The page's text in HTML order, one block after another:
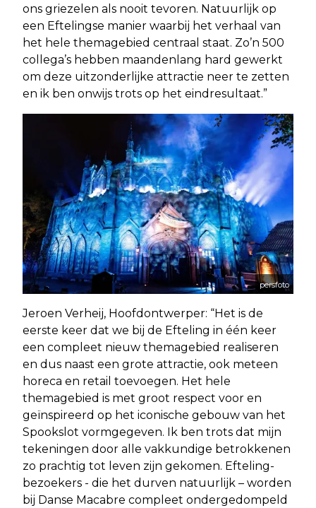
ons griezelen als nooit tevoren. Natuurlijk op
een Eftelingse manier waarbij het verhaal van
het hele themagebied centraal staat. Zo’n 500
collega’s hebben maandenlang hard gewerkt
om deze uitzonderlijke attractie neer te zetten
en ik ben onwijs trots op het eindresultaat.”
persfoto
Jeroen Verheij, Hoofdontwerper: “Het is de
eerste keer dat we bij de Efteling in één keer
een compleet nieuw themagebied realiseren
en dus naast een grote attractie, ook meteen
horeca en retail toevoegen. Het hele
themagebied is met groot respect voor en
geïnspireerd op het iconische gebouw van het
Spookslot vormgegeven. Ik ben trots dat mijn
tekeningen door alle vakkundige betrokkenen
zo prachtig tot leven zijn gekomen. Efteling-
bezoekers - die het durven natuurlijk – worden
bij Danse Macabre compleet ondergedompeld